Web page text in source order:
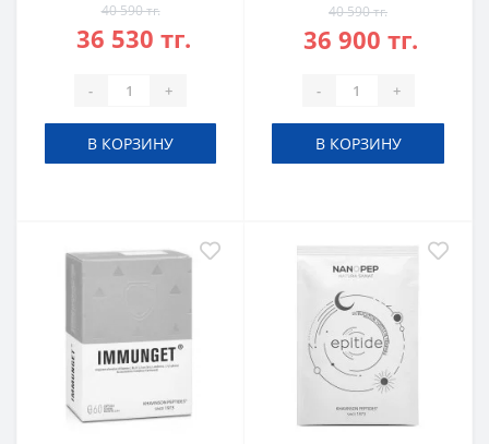
40 590 тг.
36 530 тг.
- +
В КОРЗИНУ
40 590 тг.
36 900 тг.
- +
В КОРЗИНУ